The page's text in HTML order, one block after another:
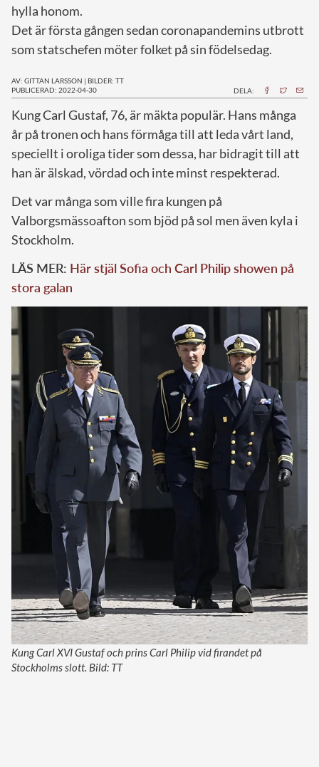
hylla honom.
Det är första gången sedan coronapandemins utbrott
som statschefen möter folket på sin födelsedag.
AV: GITTAN LARSSON | BILDER: TT
PUBLICERAD: 2022-04-30
DELA:
Kung Carl Gustaf, 76, är mäkta populär. Hans många
år på tronen och hans förmåga till att leda vårt land,
speciellt i oroliga tider som dessa, har bidragit till att
han är älskad, vördad och inte minst respekterad.
Det var många som ville fira kungen på
Valborgsmässoafton som bjöd på sol men även kyla i
Stockholm.
LÄS MER: Här stjäl Sofia och Carl Philip showen på
stora galan
Kung Carl XVI Gustaf och prins Carl Philip vid firandet på
Stockholms slott. Bild: TT